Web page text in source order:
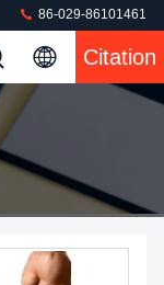
86-029-86101461
Citation